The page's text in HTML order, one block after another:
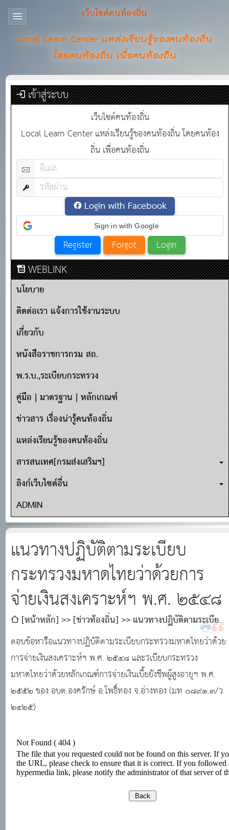
เว็บไซต์คนท้องถิ่น
Local Learn Center แหล่งเรียนรู้ของคนท้องถิ่น
โดยคนท้องถิ่น เพื่อคนท้องถิ่น
เข้าสู่ระบบ
เว็บไซต์คนท้องถิ่น
Local Learn Center แหล่งเรียนรู้ของคนท้องถิ่น โดยคนท้อง
ถิ่น เพื่อคนท้องถิ่น
Login with Facebook
Sign in with Google
WEBLINK
นโยบาย
ติดต่อเรา แจ้งการใช้งานระบบ
เกี่ยวกับ
หนังสือราชการกรม สถ.
พ.ร.บ.,ระเบียบกระทรวง
คู่มือ | มาตรฐาน | หลักเกณฑ์
ข่าวสาร เรื่องน่ารู้คนท้องถิ่น
แหล่งเรียนรู้ของคนท้องถิ่น
สารสนเทศ[กรมส่งเสริมฯ]
ลิงก์เว็บไซต์อื่น
ADMIN
แนวทางปฏิบัติตามระเบียบ
กระทรวงมหาดไทยว่าด้วยการ
จ่ายเงินสงเคราะห์ฯ พ.ศ. ๒๕๔๘
[หน้าหลัก] [ข่าวท้องถิ่น]
แนวทางปฏิบัติตามระเบียบ
กระทรวงมหาดไทยว่าด้วยการจ่ายเงินสงเคราะห์ฯ พ.ศ. ๒๕๔๘
ตอบข้อหารือแนวทางปฏิบัติตามระเบียบกระทรวงมหาดไทยว่าด้วย
การจ่ายเงินสงเคราะห์ฯ พ.ศ. ๒๕๔๘ และรเบียบกระทรวง
มหาดไทยว่าด้วยหลักเกณฑ์การจ่ายเงินเบี้ยยังชีพผู้สูงอายุฯ พ.ศ.
๒๕๕๒ ของ อบต.องครักษ์ อ.โพธิ์ทอง จ.อ่างทอง (มท ๐๘๙๑.๓/ว
๒๔๒๕)